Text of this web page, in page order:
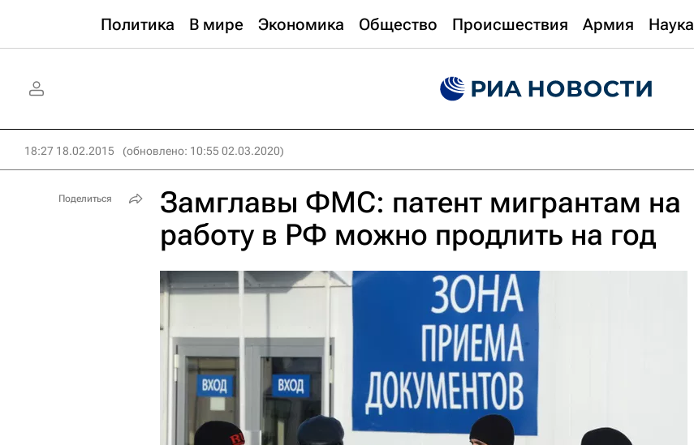
Политика В мире Экономика Общество Происшествия Армия Наука
18:27 18.02.2015 (обновлено: 10:55 02.03.2020)
Замглавы ФМС: патент мигрантам на
работу в РФ можно продлить на год
Поделиться